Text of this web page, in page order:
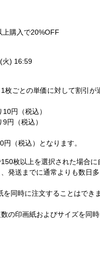
購入で20%OFF
火) 16:59
枚ごとの単価に対して割引
円（税込）
9円（税込）
（税込）となります。
枚以上を選択された場合に
発送までに通常よりも数日
同時に注文することはでき
の印画紙およびサイズを同